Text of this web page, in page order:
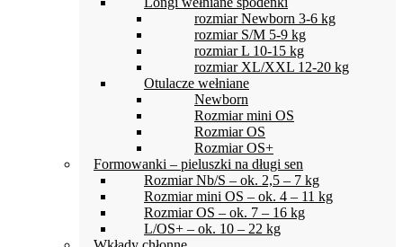
rozmiar Newborn 3-6 kg
rozmiar S/M 5-9 kg
rozmiar L 10-15 kg
rozmiar XL/XXL 12-20 kg
Otulacze wełniane
Newborn
Rozmiar mini OS
Rozmiar OS
Rozmiar OS+
Formowanki – pieluszki na długi sen
Rozmiar Nb/S – ok. 2,5 – 7 kg
Rozmiar mini OS – ok. 4 – 11 kg
Rozmiar OS – ok. 7 – 16 kg
L/OS+ – ok. 10 – 22 kg